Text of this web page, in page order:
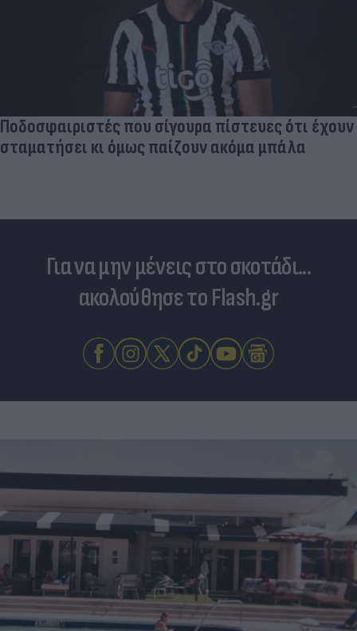
σύντροφος του Κριστιάνο (photo)
Για να μην μένεις στο σκοτάδι...
ακολούθησε το Flash.gr